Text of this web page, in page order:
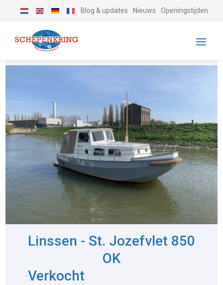
Blog & updates Nieuws Openingstijden
Linssen - St. Jozefvlet 850
OK
-Verkocht